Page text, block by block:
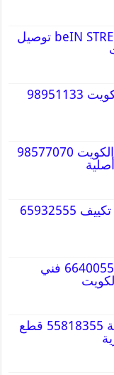
جهاز بي ان ستريم beIN STREAM توصيل
مكتب استخراج فيزا الكويت 98951133
شركة سماعات سقف الكويت 98577070
قص خرسانه وفتح كور تكييف 65932555
تظليل سيارة الكويت 66400552 فني
قطع غيار سيارات كورية 55818355 قطع